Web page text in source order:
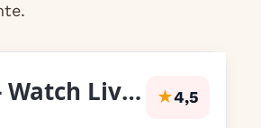
DAZN - Watch Live Sports ★4,5